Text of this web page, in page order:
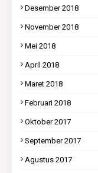
Desember 2018
November 2018
Mei 2018
April 2018
Maret 2018
Februari 2018
Oktober 2017
September 2017
Agustus 2017